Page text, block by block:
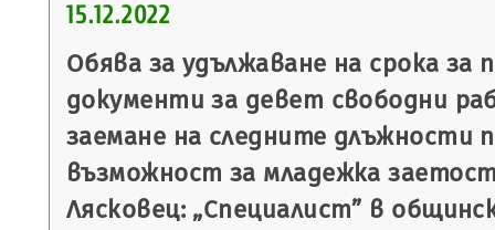
15.12.2022
Обява за удължаване на срока за
документи за девет свободни
заемане на следните длъжности
възможност за младежка
Лясковец: „Специалист” в